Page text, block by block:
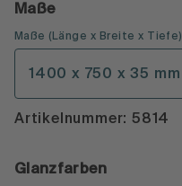
Maße
Maße ( Länge x Breite x Tiefe)
1400 x 750 x 35 mm
Artikelnummer: 5814
Glanzfarben